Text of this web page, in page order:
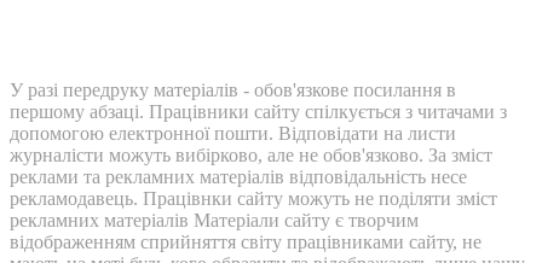
У разі передруку матеріалів - обов'язкове посилання в
першому абзаці. Працівники сайту спілкується з читачами з
допомогою електронної пошти. Відповідати на листи
журналісти можуть вибірково, але не обов'язково. За зміст
реклами та рекламних матеріалів відповідальність несе
рекламодавець. Працівнки сайту можуть не поділяти зміст
рекламних матеріалів Матеріали сайту є творчим
відображенням сприйняття світу працівниками сайту, не